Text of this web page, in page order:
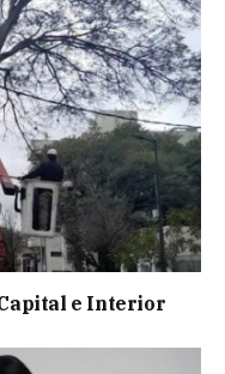
e Interior